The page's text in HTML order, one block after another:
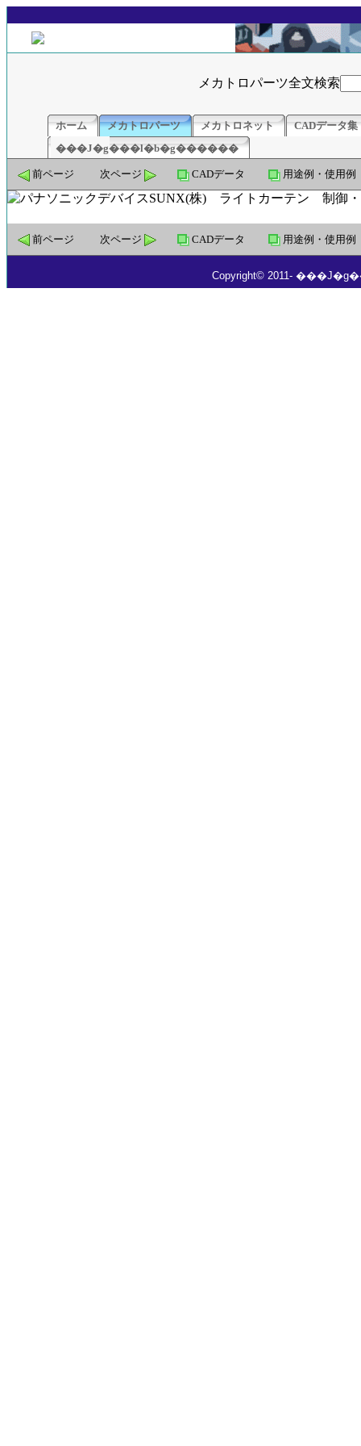
メカトロパーツ全文検索
ホーム メカトロパーツ メカトロネット
CADデータ集
���J�g���l�b�g������
前ページ 次ページ CADデータ 用途例・使用例
前ページ 次ページ CADデータ 用途例・使用例
Copyright© 2011-